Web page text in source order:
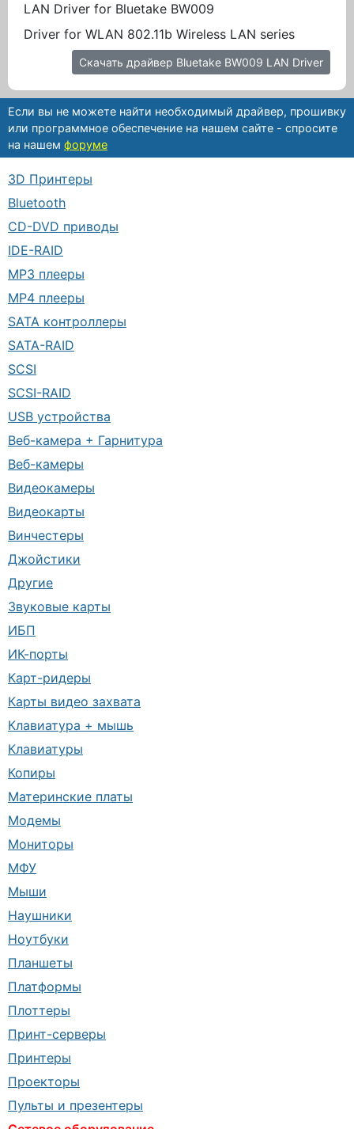
LAN Driver for Bluetake BW009
Driver for WLAN 802.11b Wireless LAN series
Скачать драйвер Bluetake BW009 LAN Driver
Если вы не можете найти необходимый драйвер, прошивку
или программное обеспечение на нашем сайте - спросите
на нашем форуме
3D Принтеры
Bluetooth
CD-DVD приводы
IDE-RAID
MP3 плееры
MP4 плееры
SATA контроллеры
SATA-RAID
SCSI
SCSI-RAID
USB устройства
Веб-камера + Гарнитура
Веб-камеры
Видеокамеры
Видеокарты
Винчестеры
Джойстики
Другие
Звуковые карты
ИБП
ИК-порты
Карт-ридеры
Карты видео захвата
Клавиатура + мышь
Клавиатуры
Копиры
Материнские платы
Модемы
Мониторы
МФУ
Мыши
Наушники
Ноутбуки
Планшеты
Платформы
Плоттеры
Принт-серверы
Принтеры
Проекторы
Пульты и презентеры